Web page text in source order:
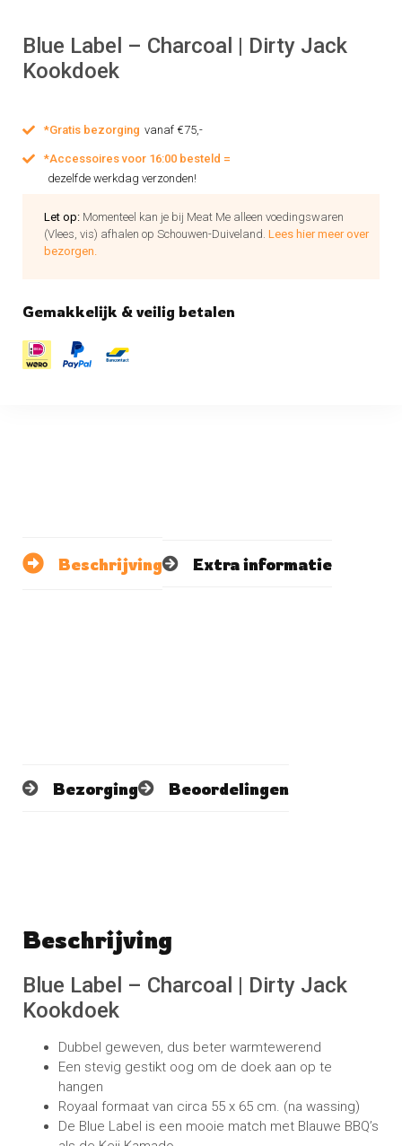
Blue Label – Charcoal | Dirty Jack
Kookdoek
*Gratis bezorging vanaf €75,-
*Accessoires voor 16:00 besteld =
dezelfde werkdag verzonden!
Let op: Momenteel kan je bij Meat Me alleen voedingswaren
(Vlees, vis) afhalen op Schouwen-Duiveland. Lees hier meer over
bezorgen.
Gemakkelijk & veilig betalen
Beschrijving Extra informatie
Bezorging Beoordelingen
Beschrijving
Blue Label – Charcoal | Dirty Jack
Kookdoek
Dubbel geweven, dus beter warmtewerend
Een stevig gestikt oog om de doek aan op te
hangen
Royaal formaat van circa 55 x 65 cm. (na wassing)
De Blue Label is een mooie match met Blauwe BBQ’s
No reviews found